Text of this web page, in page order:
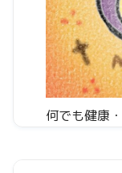
何でも健康